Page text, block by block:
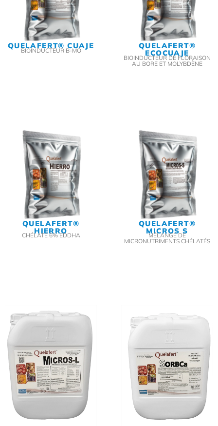
QUELAFERT® CUAJE
BIOINDUCTEUR B-MO QUELAFERT®
ECOCUAJE
BIOINDUCTEUR DE FLORAISON
AU BORE ET MOLYBDÈNE
QUELAFERT®
HIERRO
CHÉLATE 6% EDDHA
QUELAFERT®
MICROS S
MÉLANGE DE
MICRONUTRIMENTS CHÉLATÉS